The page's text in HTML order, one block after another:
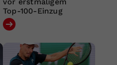
vor erstmaligem
Top-100-Einzug